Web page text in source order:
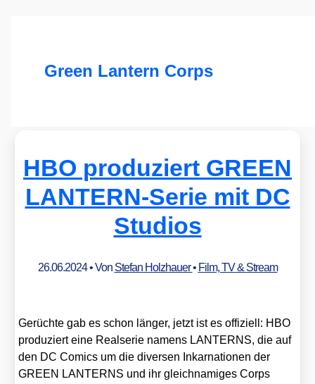
Green Lantern Corps
HBO produziert GREEN
LANTERN-Serie mit DC
Studios
26.06.2024• Von Stefan Holzhauer• Film, TV & Stream
Gerüch­te gab es schon län­ger, jetzt ist es offi­zi­ell: HBO
pro­du­ziert eine Real­se­rie namens LANTERNS, die auf
den DC Comics um die diver­sen Inkar­na­tio­nen der
GREEN LANTERNS und ihr gleich­na­mi­ges Corps